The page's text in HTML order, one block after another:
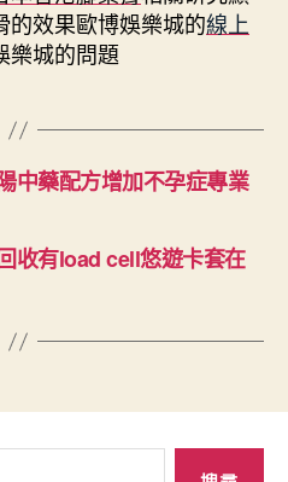
的效果歐博娛樂城的線上
樂城的問題
中藥配方增加不孕症專業
收有load cell悠遊卡套在